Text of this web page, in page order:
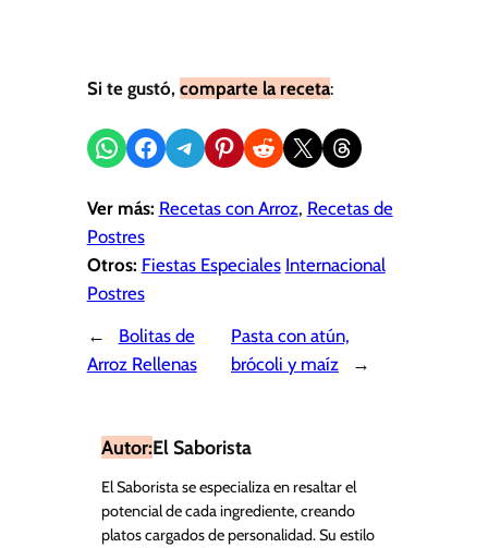
Si te gustó, comparte la receta:
Compartir en WhatsApp
Compartir en Facebook
Compartir en Telegram
Compartir en Pinterest
Compartir en Reddit
Compartir en X Share on Threads
Ver más: Recetas con Arroz, Recetas de
Postres
Otros: Fiestas Especiales Internacional
Postres
←
Bolitas de
Arroz Rellenas
Pasta con atún,
brócoli y maíz
→
Autor:El Saborista
El Saborista se especializa en resaltar el
potencial de cada ingrediente, creando
platos cargados de personalidad. Su estilo